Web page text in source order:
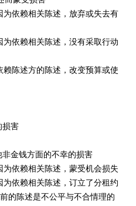
依赖相关陈述，放弃或失去有
依赖相关陈述，没有采取行动
陈述方的陈述，改变预算或使
损害
金钱方面的不幸的损害
依赖相关陈述，蒙受机会损失
依赖相关陈述，订立了分租约
的陈述是不公平与不合情理的